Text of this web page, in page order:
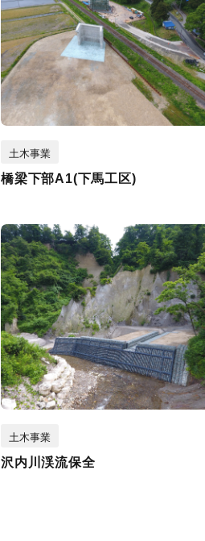
土木事業
橋梁下部A1(下馬工区)
土木事業
沢内川渓流保全